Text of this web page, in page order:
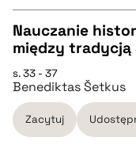
BIBTEX
pobierz cytat
CZYSTY TEKST
pobierz cytat
Nauczanie
między tradycją
s. 33 - 37
Benediktas Šetkus
Zacytuj